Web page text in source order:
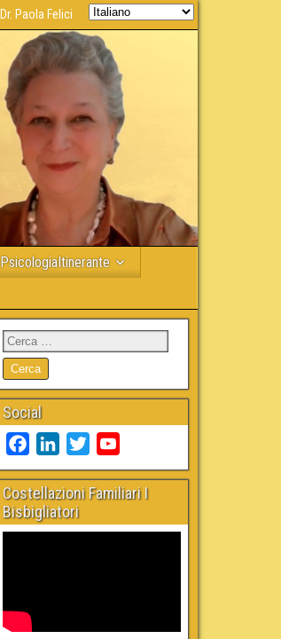
Dr. Paola Felici
PsicologiaItinerante
Social
a
c
e
b
i
n
k
e
w
i
t
o
u
u
Costellazioni Familiari I
Bisbigliatori